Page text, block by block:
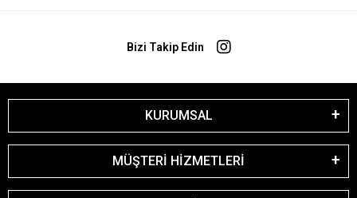
Bizi Takip Edin
KURUMSAL
MÜŞTERİ HİZMETLERİ